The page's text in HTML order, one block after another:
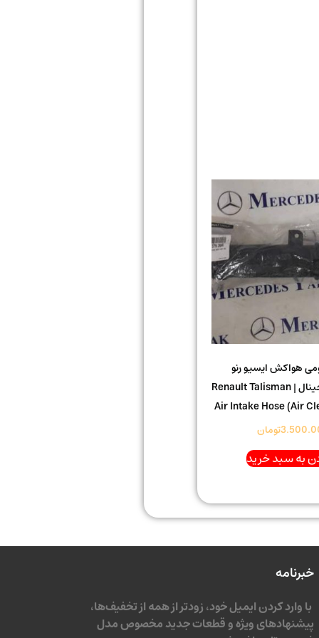
هواکش ایسیو رنو
تالیسمان اورجینال | Renault Talisman
Air Intake Hose (Air
تومان
به سبد خرید
خبرنامه
با وارد کردن ایمیل خود، زودتر از همه از تخفیف‌ها،
پیشنهادهای ویژه و قطعات جدید مخصوص مدل